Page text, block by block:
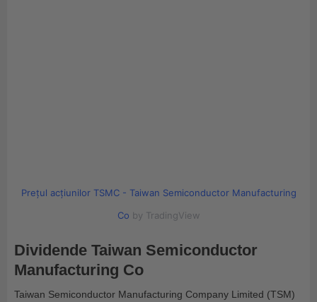
Prețul acțiunilor TSMC - Taiwan Semiconductor Manufacturing
Co by TradingView
Dividende Taiwan Semiconductor
Manufacturing Co
Taiwan Semiconductor Manufacturing Company Limited (TSM)